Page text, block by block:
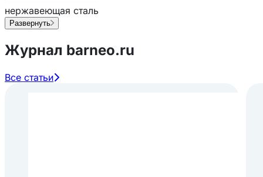
нержавеющая сталь
Развернуть
Журнал barneo.ru
Все статьи